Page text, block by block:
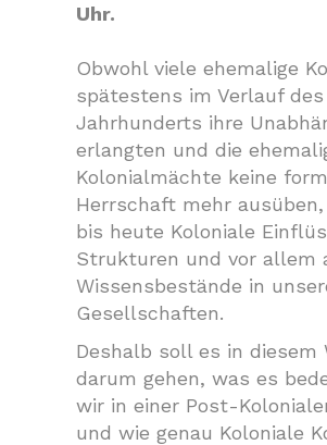
Uhr.
Obwohl viele ehemalige
spätestens im Verlauf des
Jahrhunderts ihre
erlangten und die
Kolonialmächte keine
Herrschaft mehr
bis heute Koloniale
Strukturen und vor allem
Wissensbestände in
Gesellschaften.
Deshalb soll es in diesem
darum gehen, was es
wir in einer Post-
und wie genau Koloniale